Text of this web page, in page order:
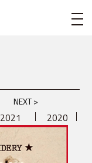
digmeout
NEXT >
2021 2020